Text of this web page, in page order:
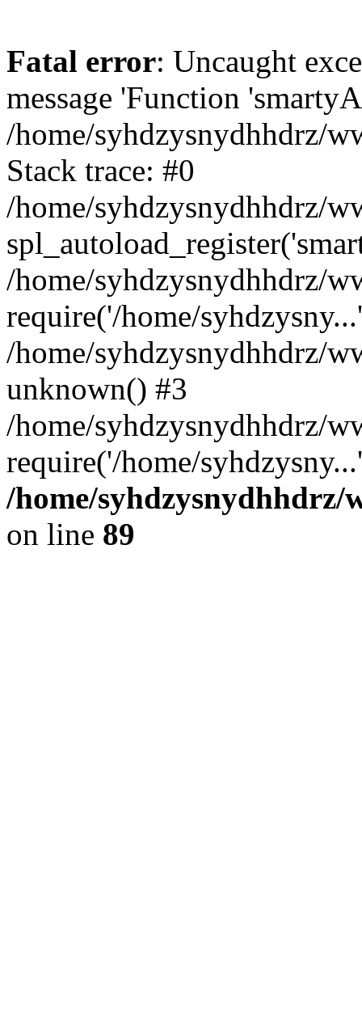
Fatal error: Uncaught
message 'Function
/home/syhdzysnydhhdrz/
Stack trace: #0
/home/syhdzysnydhhdrz/
/home/syhdzysnydhhdrz/
require('/home/
/home/syhdzysnydhhdrz/
unknown() #3
/home/syhdzysnydhhdrz/
require('/home/
/home/syhdzysnydhhdrz/
on line 89